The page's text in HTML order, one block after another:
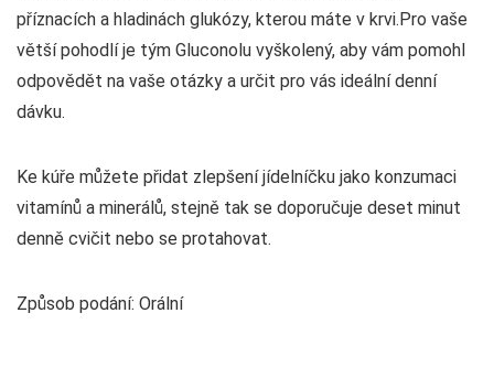
příznacích a hladinách glukózy, kterou máte v krvi.Pro vaše
větší pohodlí je tým Gluconolu vyškolený, aby vám pomohl
odpovědět na vaše otázky a určit pro vás ideální denní
dávku.
Ke kúře můžete přidat zlepšení jídelníčku jako konzumaci
vitamínů a minerálů, stejně tak se doporučuje deset minut
denně cvičit nebo se protahovat.
Způsob podání: Orální